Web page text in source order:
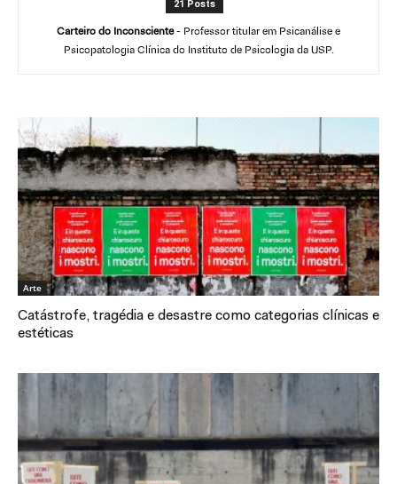
21 Posts
Carteiro do Inconsciente- Professor titular em Psicanálise e
Psicopatologia Clínica do Instituto de Psicologia da USP.
Arte
Catástrofe, tragédia e desastre como categorias clínicas e
estéticas